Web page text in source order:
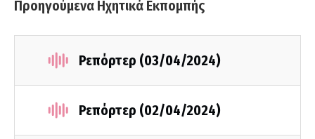
Προηγούμενα Ηχητικά Εκπομπής
Ρεπόρτερ (03/04/2024)
Ρεπόρτερ (02/04/2024)